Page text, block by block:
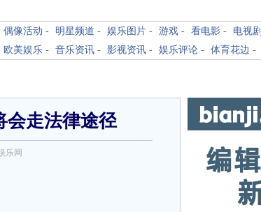
偶像活动 - 明星频道 - 娱乐图片 - 游戏 - 看电影 - 电视剧
欧美娱乐 - 音乐资讯 - 影视资讯 - 娱乐评论 - 体育花边 -
会走法律途径
乐网